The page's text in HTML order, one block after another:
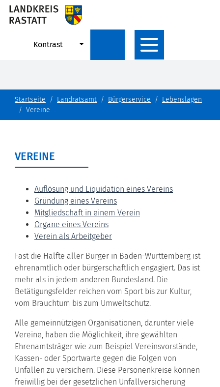
Kontrast
Startseite Landratsamt Bürgerservice
Lebenslagen
Vereine
VEREINE
Auflösung und Liquidation eines Vereins
Gründung eines Vereins
Mitgliedschaft in einem Verein
Organe eines Vereins
Verein als Arbeitgeber
Fast die Hälfte aller Bürger in Baden-Württemberg ist
ehrenamtlich oder bürgerschaftlich engagiert. Das ist
mehr als in jedem anderen Bundesland. Die
Betätigungsfelder reichen vom Sport bis zur Kultur,
vom Brauchtum bis zum Umweltschutz.
Alle gemeinnützigen Organisationen, darunter viele
Vereine, haben die Möglichkeit, ihre gewählten
Ehrenamtsträger wie zum Beispiel Vereinsvorstände,
Kassen- oder Sportwarte gegen die Folgen von
Unfällen zu versichern. Diese Personenkreise können
freiwillig bei der gesetzlichen Unfallversicherung